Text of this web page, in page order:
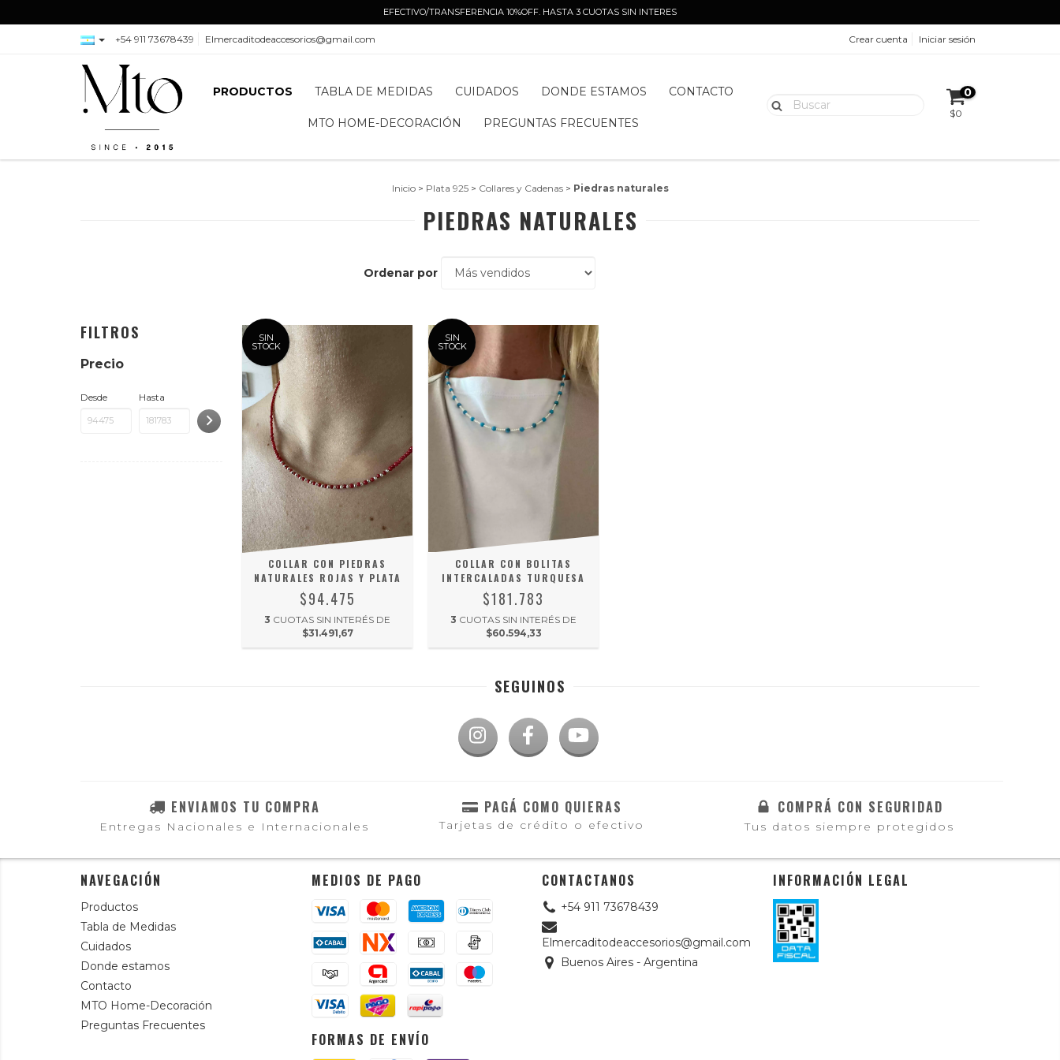
EFECTIVO/TRANSFERENCIA 10%OFF. HASTA 3 CUOTAS SIN INTERES
+54 911 73678439 Elmercaditodeaccesorios@gmail.com Crear cuenta Iniciar sesión
PRODUCTOS TABLA DE MEDIDAS CUIDADOS DONDE ESTAMOS CONTACTO
MTO HOME-DECORACIÓN PREGUNTAS FRECUENTES
0
$0
Inicio > Plata 925 > Collares y Cadenas > Piedras naturales
PIEDRAS NATURALES
Ordenar por
FILTROS
Precio
Desde Hasta
SIN
STOCK
COLLAR CON PIEDRAS
NATURALES ROJAS Y PLATA
$94.475
3 CUOTAS SIN INTERÉS DE
$31.491,67
SIN
STOCK
COLLAR CON BOLITAS
INTERCALADAS TURQUESA
$181.783
3 CUOTAS SIN INTERÉS DE
$60.594,33
SEGUINOS
ENVIAMOS TU COMPRA
Entregas Nacionales e Internacionales
PAGÁ COMO QUIERAS
Tarjetas de crédito o efectivo
COMPRÁ CON SEGURIDAD
Tus datos siempre protegidos
NAVEGACIÓN
Productos
Tabla de Medidas
Cuidados
Donde estamos
Contacto
MTO Home-Decoración
Preguntas Frecuentes
MEDIOS DE PAGO
FORMAS DE ENVÍO
CONTACTANOS
+54 911 73678439
Elmercaditodeaccesorios@gmail.com
Buenos Aires - Argentina
INFORMACIÓN LEGAL